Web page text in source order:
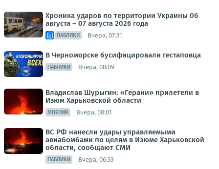
Хроника ударов по территории Украины 06
августа – 07 августа 2026 года
ПАБЛИКИ Вчера, 07:31
В Черноморске бусифицировали гестаповца
ПАБЛИКИ Вчера, 08:09
Владислав Шурыгин: «Герани» прилетели в
Изюм Харьковской области
МНЕНИЯ Вчера, 08:01
ВС РФ нанесли удары управляемыми
авиабомбами по целям в Изюме Харьковской
области, сообщают СМИ
ПАБЛИКИ Вчера, 06:33